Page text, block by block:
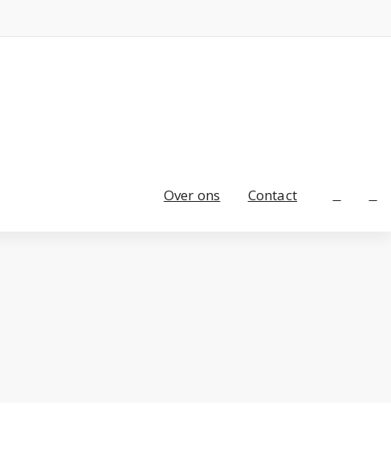
Over ons Contact